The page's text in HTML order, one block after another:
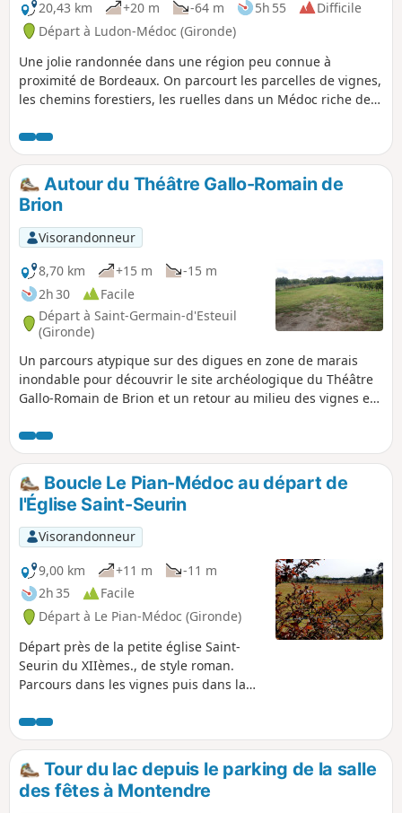
20,43 km
+20 m -64 m 5h 55
Difficile
Départ à Ludon-Médoc (Gironde)
Une jolie randonnée dans une région peu connue à
proximité de Bordeaux. On parcourt les parcelles de vignes,
les chemins forestiers, les ruelles dans un Médoc riche de
Autour du Théâtre Gallo-Romain de
Brion
Visorandonneur
8,70 km
+15 m
-15 m
2h 30
Facile
Départ à Saint-Germain-d'Esteuil
(Gironde)
Un parcours atypique sur des digues en zone de marais
inondable pour découvrir le site archéologique du Théâtre
Gallo-Romain de Brion et un retour au milieu des vignes et
et buttes offre de beaux paysages.
Boucle Le Pian-Médoc au départ de
l'Église Saint-Seurin
Visorandonneur
9,00 km
+11 m
-11 m
2h 35
Facile
Départ à Le Pian-Médoc (Gironde)
Départ près de la petite église Saint-
Seurin du XIIèmes., de style roman.
Parcours dans les vignes puis dans la
Tour du lac depuis le parking de la salle
des fêtes à Montendre